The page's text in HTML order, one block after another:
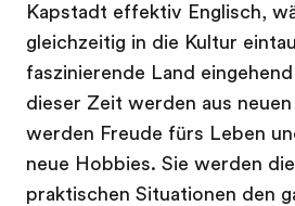
Kapstadt effektiv Englisch,
gleichzeitig in die Kultur
faszinierende Land
dieser Zeit werden aus
werden Freude fürs Leben
neue Hobbies. Sie werden
praktischen Situationen den